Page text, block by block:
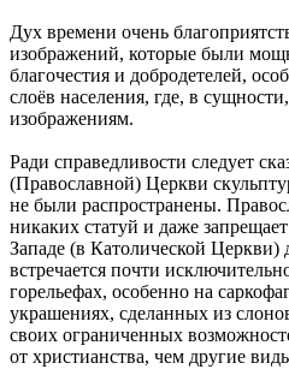
Дух времени очень
изображений, которые были
благочестия и добродетелей,
слоёв населения, где, в
изображениям.
Ради справедливости следует
(Православной) Церкви
не были распространены.
никаких статуй и даже
Западе (в Католической Церкви)
встречается почти
горельефах, особенно на
украшениях, сделанных из
своих ограниченных
от христианства, чем другие